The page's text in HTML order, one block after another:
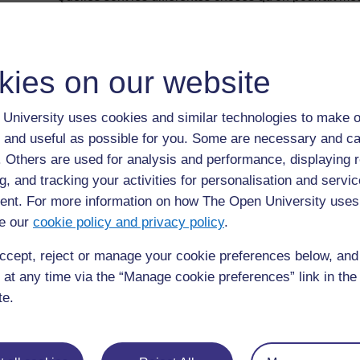
on our website
University uses cookies and similar technologies to make
useful as possible for you. Some are necessary and
Others are used for analysis and performance, displaying
and tracking your activities for personalisation and
For more information on how The Open University
our cookie policy and privacy policy.
reject or manage your cookie preferences below,
any time via the “Manage cookie preferences” link in